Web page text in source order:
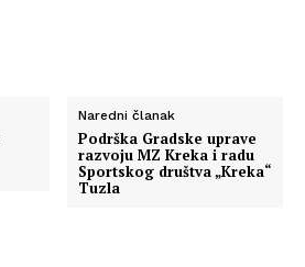
Naredni članak
Podrška Gradske uprave
razvoju MZ Kreka i radu
Sportskog društva „Kreka“
Tuzla